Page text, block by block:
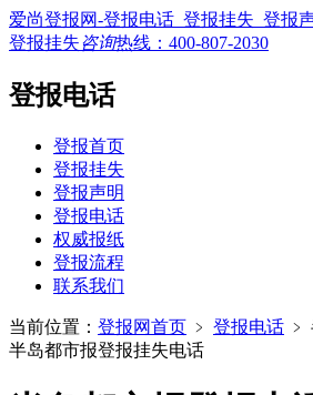
爱尚登报网-登报电话_登报挂失_登报
登报挂失咨询热线： 400-807-2030
登报电话
登报首页
登报挂失
登报声明
登报电话
权威报纸
登报流程
联系我们
当前位置： 登报网首页 ﹥ 登报电话 ﹥
半岛都市报登报挂失电话